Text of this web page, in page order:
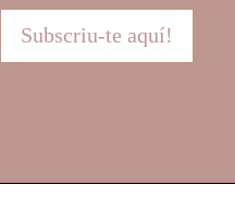
Subscriu-te aquí!